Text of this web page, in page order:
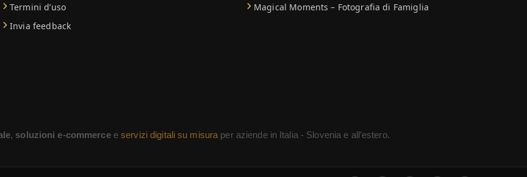
Termini d’uso
Invia feedback
Magical Moments – Fotografia di Famiglia
, soluzioni e-commerceeservizi digitali su misura per aziende in Italia - Slovenia e all’estero.